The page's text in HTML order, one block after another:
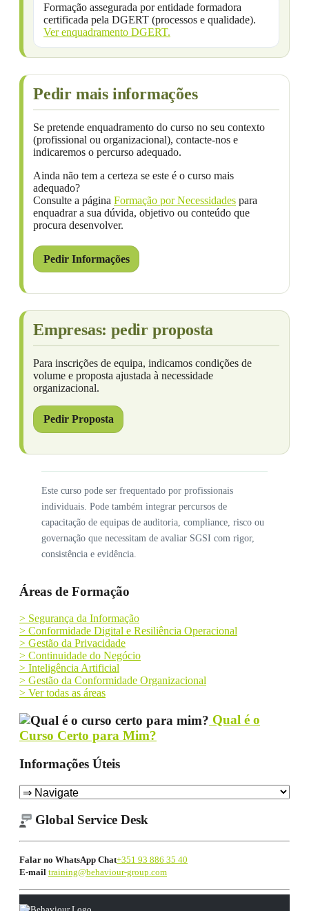
Formação assegurada por entidade formadora
certificada pela DGERT (processos e qualidade).
Ver enquadramento DGERT.
Pedir mais informações
Se pretende enquadramento do curso no seu contexto
(profissional ou organizacional), contacte-nos e
indicaremos o percurso adequado.
Ainda não tem a certeza se este é o curso mais
adequado?
Consulte a página Formação por Necessidades para
enquadrar a sua dúvida, objetivo ou conteúdo que
procura desenvolver.
Pedir Informações
Empresas: pedir proposta
Para inscrições de equipa, indicamos condições de
volume e proposta ajustada à necessidade
organizacional.
Pedir Proposta
Este curso pode ser frequentado por profissionais
individuais. Pode também integrar percursos de
capacitação de equipas de auditoria, compliance, risco ou
governação que necessitam de avaliar SGSI com rigor,
consistência e evidência.
Áreas de Formação
> Segurança da Informação
> Conformidade Digital e Resiliência Operacional
> Gestão da Privacidade
> Continuidade do Negócio
> Inteligência Artificial
> Gestão da Conformidade Organizacional
> Ver todas as áreas
Qual é o
Curso Certo para Mim?
Informações Úteis
Global Service Desk
Falar no WhatsApp Chat+351 93 886 35 40
E-mail training@behaviour-group.com